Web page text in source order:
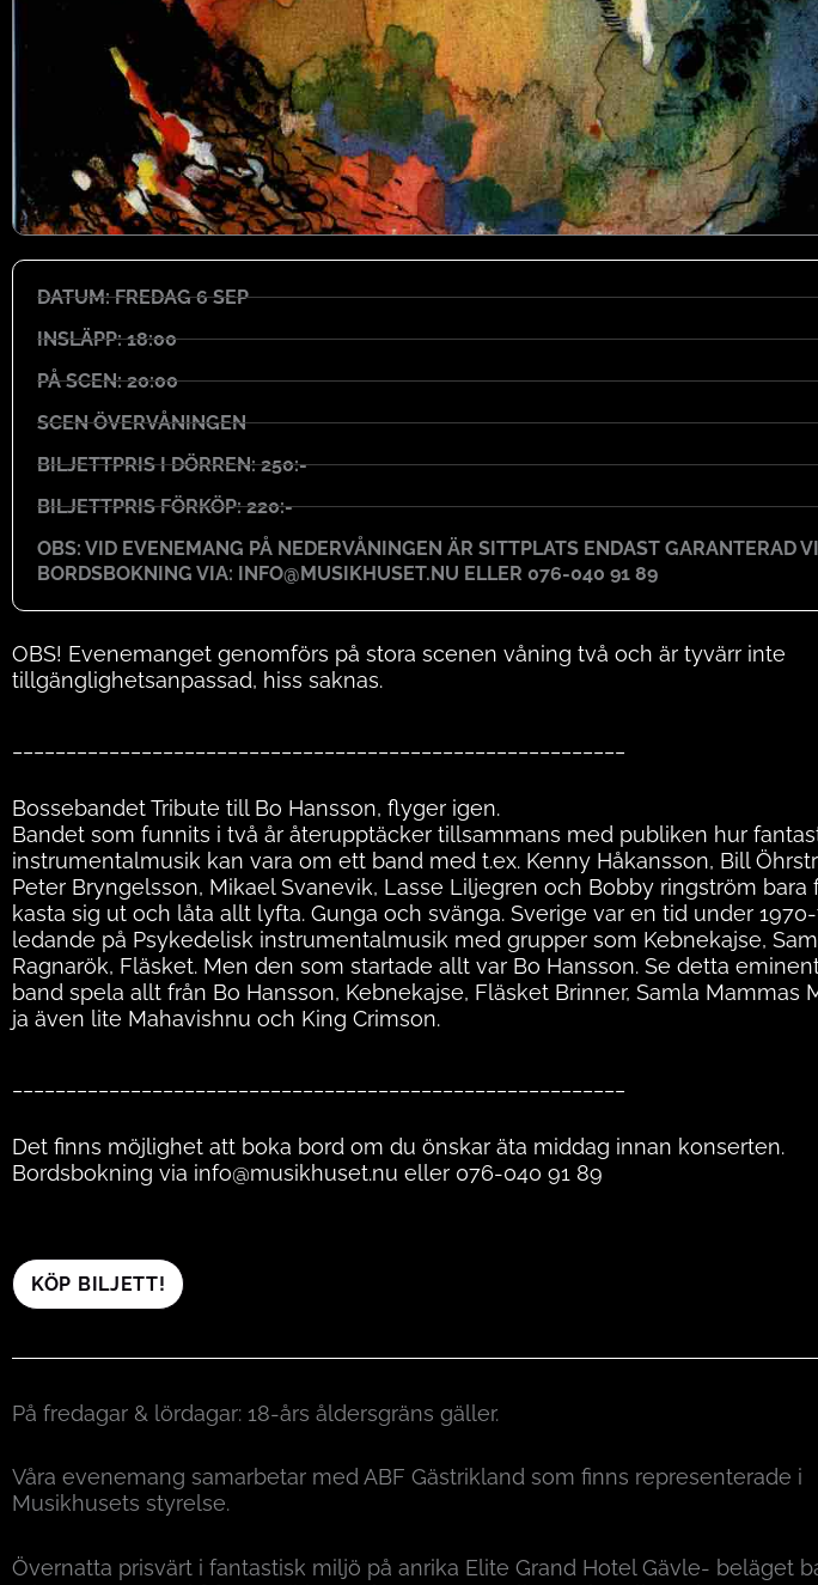
DATUM: FREDAG 6 SEP
INSLÄPP: 18:00
PÅ SCEN: 20:00
SCEN ÖVERVÅNINGEN
BILJETTPRIS I DÖRREN: 250:-
BILJETTPRIS FÖRKÖP: 220:-
OBS: VID EVENEMANG PÅ NEDERVÅNINGEN ÄR SITTPLATS ENDAST GARANTERAD
BORDSBOKNING VIA: INFO@MUSIKHUSET.NU ELLER 076-040 91 89
OBS! Evenemanget genomförs på stora scenen våning två och är tyvärr inte
tillgänglighetsanpassad, hiss saknas.
Bossebandet Tribute till Bo Hansson, flyger igen.
Bandet som funnits i två år återupptäcker tillsammans med publiken hur
instrumentalmusik kan vara om ett band med t.ex. Kenny Håkansson, Bill
Peter Bryngelsson, Mikael Svanevik, Lasse Liljegren och Bobby ringström bara
kasta sig ut och låta allt lyfta. Gunga och svänga. Sverige var en tid under
ledande på Psykedelisk instrumentalmusik med grupper som Kebnekajse,
Ragnarök, Fläsket. Men den som startade allt var Bo Hansson. Se detta
band spela allt från Bo Hansson, Kebnekajse, Fläsket Brinner, Samla Mammas
ja även lite Mahavishnu och King Crimson.
Det finns möjlighet att boka bord om du önskar äta middag innan konserten.
Bordsbokning via info@musikhuset.nu eller 076-040 91 89
KÖP BILJETT!
På fredagar & lördagar: 18-års åldersgräns gäller.
Våra evenemang samarbetar med ABF Gästrikland som finns representerade i
Musikhusets styrelse.
Övernatta prisvärt i fantastisk miljö på anrika Elite Grand Hotel Gävle- beläget